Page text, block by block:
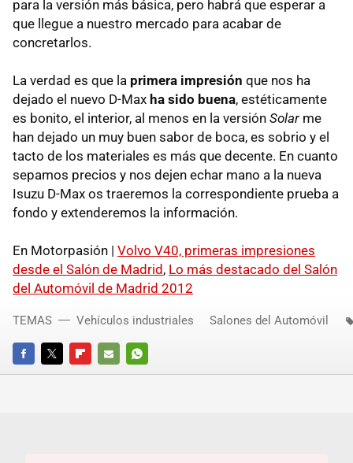
para la versión más básica, pero habrá que esperar a
que llegue a nuestro mercado para acabar de
concretarlos.
La verdad es que la primera impresión que nos ha
dejado el nuevo D-Max ha sido buena, estéticamente
es bonito, el interior, al menos en la versión Solar me
han dejado un muy buen sabor de boca, es sobrio y el
tacto de los materiales es más que decente. En cuanto
sepamos precios y nos dejen echar mano a la nueva
Isuzu D-Max os traeremos la correspondiente prueba a
fondo y extenderemos la información.
En Motorpasión | Volvo V40, primeras impresiones
desde el Salón de Madrid , Lo más destacado del Salón
del Automóvil de Madrid 2012
FACEBOOKTWITTERFLIPBOARD
E-
WHATSAPP
TEMAS Vehículos industriales Salones del Automóvil